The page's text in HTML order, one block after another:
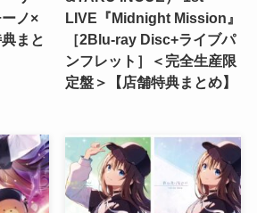
ノ×
まと
LIVE『Midnight Mission』
［2Blu-ray Disc+ライブパ
ンフレット］＜完全生産限
定盤＞【店舗特典まとめ】